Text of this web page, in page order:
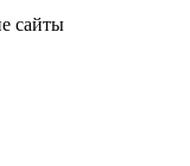
сайты